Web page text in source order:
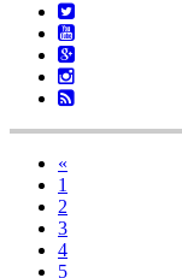
«
1
2
3
4
5